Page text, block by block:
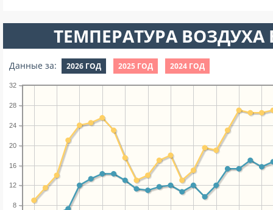
ТЕМПЕРАТУРА ВОЗДУХА
Данные за: 2026 ГОД 2025 ГОД 2024 ГОД
8
12
16
20
24
28
32